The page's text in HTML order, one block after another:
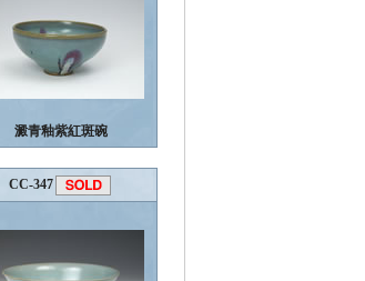
澱青釉紫紅斑碗
CC-347